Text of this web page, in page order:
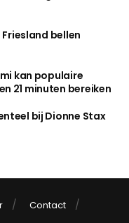
bellen
kan populaire
21 minuten bereiken
bij Dionne Stax
Contact